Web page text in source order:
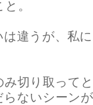
。
は違うが、私
み切り取って
らないシーン